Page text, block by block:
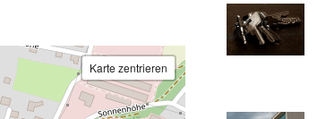
Karte zentrieren